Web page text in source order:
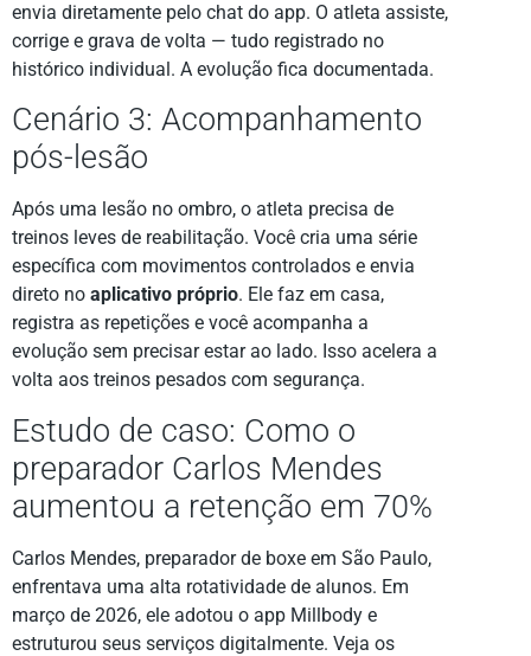
envia diretamente pelo chat do app. O atleta assiste,
corrige e grava de volta — tudo registrado no
histórico individual. A evolução fica documentada.
Cenário 3: Acompanhamento
pós-lesão
Após uma lesão no ombro, o atleta precisa de
treinos leves de reabilitação. Você cria uma série
específica com movimentos controlados e envia
direto no aplicativo próprio. Ele faz em casa,
registra as repetições e você acompanha a
evolução sem precisar estar ao lado. Isso acelera a
volta aos treinos pesados com segurança.
Estudo de caso: Como o
preparador Carlos Mendes
aumentou a retenção em 70%
Carlos Mendes, preparador de boxe em São Paulo,
enfrentava uma alta rotatividade de alunos. Em
março de 2026, ele adotou o app Millbody e
estruturou seus serviços digitalmente. Veja os